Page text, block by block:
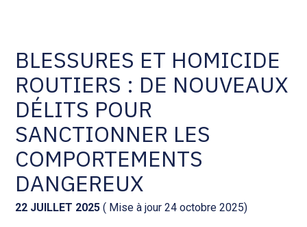
Social et ressources humaines
Assistance juridique
Pilotage d’entreprise
Audit légal
Tenue de votre comptabilité :
ACD
Facturation et pilotage :
EVOLIZ
Facturation et pilotage : MEG
BLESSURES ET HOMICIDE
ROUTIERS : DE NOUVEAUX
DÉLITS POUR
SANCTIONNER LES
COMPORTEMENTS
DANGEREUX
22 JUILLET 2025 ( Mise à jour 24 octobre 2025)